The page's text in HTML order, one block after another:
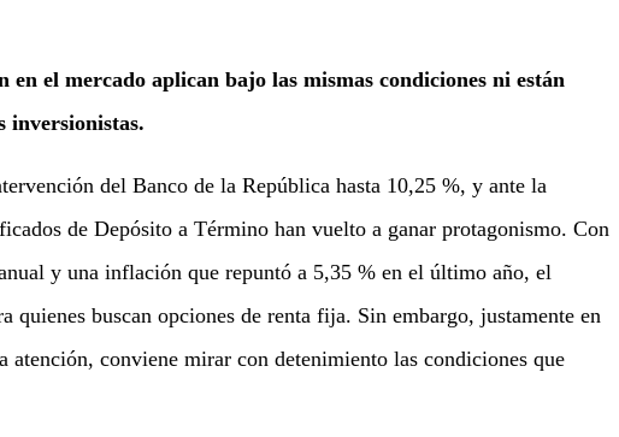
en el mercado aplican bajo las mismas condiciones ni están
inversionistas.
del Banco de la República hasta 10,25 %, y ante la
de Depósito a Término han vuelto a ganar protagonismo. Con
y una inflación que repuntó a 5,35 % en el último año, el
quienes buscan opciones de renta fija. Sin embargo, justamente en
atención, conviene mirar con detenimiento las condiciones que